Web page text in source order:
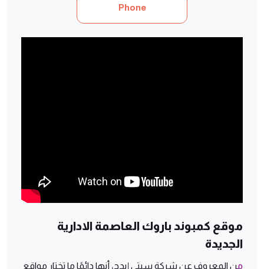
Phone
موقع كمبوند باروك العاصمة الادارية
الجديدة
من المعروف عن شركة سيتي إيدج، أنها دائمًا ما تختار مواقع